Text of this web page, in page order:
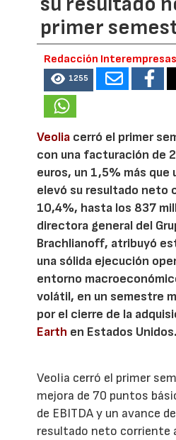
primer
Redacción Interempresas
1255
Veolia cerró el primer
con una facturación de
euros, un 1,5% más que
elevó su resultado neto
10,4%, hasta los 837
directora general del
Brachlianoff, atribuyó
una sólida ejecución
entorno
volátil, en un semestre
por el cierre de la
Earth en Estados Unidos.
Veolia cerró el primer
mejora de 70 puntos
de EBITDA y un avance
resultado neto corriente